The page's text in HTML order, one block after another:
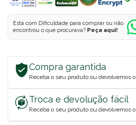
Está com Dificuldade para comprar ou não
encontrou o que procurava? Peça aqui!
Compra garantida
Receba o seu produto ou devolvemos
Troca e devolução fácil
Receba o seu produto ou devolvemos